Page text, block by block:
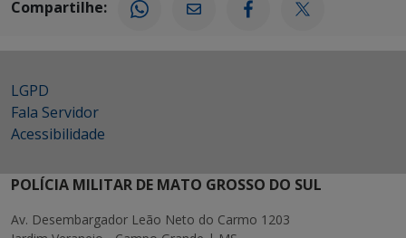
Compartilhe:
LGPD
Fala Servidor
Acessibilidade
POLÍCIA MILITAR DE MATO GROSSO DO SUL
Av. Desembargador Leão Neto do Carmo 1203